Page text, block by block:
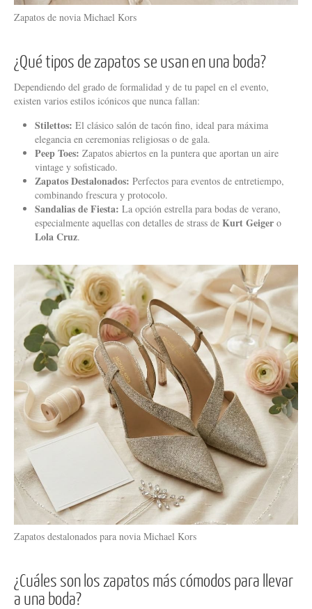
Zapatos de novia Michael Kors
¿Qué tipos de zapatos se usan en una boda?
Dependiendo del grado de formalidad y de tu papel en el evento,
existen varios estilos icónicos que nunca fallan:
Stilettos: El clásico salón de tacón fino, ideal para máxima
elegancia en ceremonias religiosas o de gala.
Peep Toes: Zapatos abiertos en la puntera que aportan un aire
vintage y sofisticado.
Zapatos Destalonados: Perfectos para eventos de entretiempo,
combinando frescura y protocolo.
Sandalias de Fiesta: La opción estrella para bodas de verano,
especialmente aquellas con detalles de strass de Kurt Geiger o
Lola Cruz.
Zapatos destalonados para novia Michael Kors
¿Cuáles son los zapatos más cómodos para llevar
a una boda?